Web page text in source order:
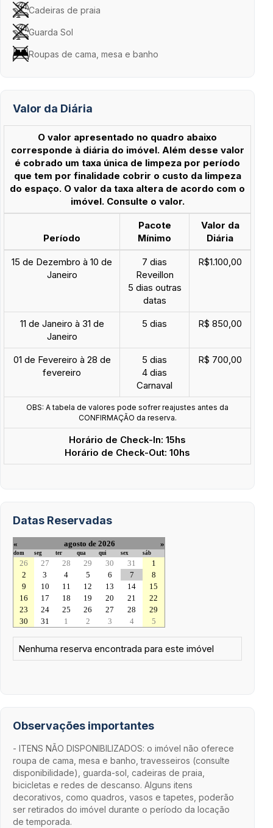
Cadeiras de praia
Guarda Sol
Roupas de cama, mesa e banho
Valor da Diária
O valor apresentado no quadro abaixo
corresponde à diária do imóvel. Além desse valor
é cobrado um taxa única de limpeza por período
que tem por finalidade cobrir o custo da limpeza
do espaço. O valor da taxa altera de acordo com o
imóvel. Consulte o valor.
Período
Pacote
Mínimo
Valor da
Diária
15 de Dezembro à 10 de
Janeiro
7 dias
Reveillon
5 dias outras
datas
R$1.100,00
11 de Janeiro à 31 de
Janeiro
5 dias R$ 850,00
01 de Fevereiro à 28 de
fevereiro
5 dias
4 dias
Carnaval
R$ 700,00
OBS: A tabela de valores pode sofrer reajustes antes da
CONFIRMAÇÃO da reserva.
Horário de Check-In: 15hs
Horário de Check-Out: 10hs
Datas Reservadas
« agosto de 2026 »
dom seg ter qua qui sex sáb
26 27 28 29 30 31
1
2
3 4 5 6 7
8
9
10 11 12 13 14
15
16
17 18 19 20 21
22
23
24 25 26 27 28
29
30
31 1 2 3 4 5
Nenhuma reserva encontrada para este imóvel
Observações importantes
- ITENS NÃO DISPONIBILIZADOS: o imóvel não oferece
roupa de cama, mesa e banho, travesseiros (consulte
disponibilidade), guarda-sol, cadeiras de praia,
bicicletas e redes de descanso. Alguns itens
decorativos, como quadros, vasos e tapetes, poderão
ser retirados do imóvel durante o período da locação
de temporada.